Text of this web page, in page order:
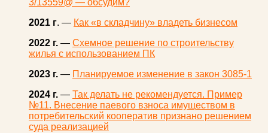
3/13559@ — обсудим?
2021 г. — Как «в складчину» владеть бизнесом
2022 г. — Схемное решение по строительству
жилья с использованием ПК
2023 г. — Планируемое изменение в закон 3085-1
2024 г. — Так делать не рекомендуется. Пример
№11. Внесение паевого взноса имуществом в
потребительский кооператив признано решением
суда реализацией